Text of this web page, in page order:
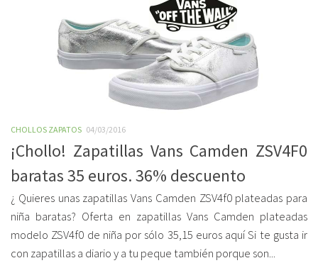
CHOLLOS ZAPATOS 04/03/2016
¡Chollo! Zapatillas Vans Camden ZSV4F0
baratas 35 euros. 36% descuento
¿ Quieres unas zapatillas Vans Camden ZSV4f0 plateadas para
niña baratas? Oferta en zapatillas Vans Camden plateadas
modelo ZSV4f0 de niña por sólo 35,15 euros aquí Si te gusta ir
con zapatillas a diario y a tu peque también porque son...